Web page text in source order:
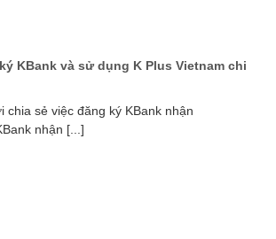
KBank và sử dụng K Plus Vietnam chi
chia sẻ việc đăng ký KBank nhận
nhận [...]